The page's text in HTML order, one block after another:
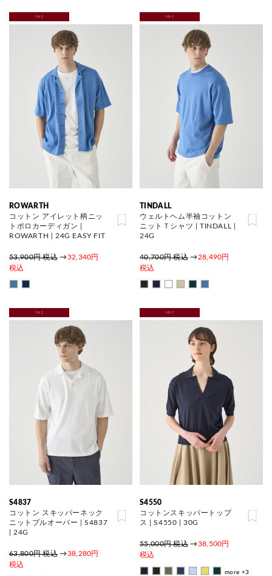
SALE
ROWARTH
コットン アイレット柄ニッ
トポロカーディガン |
ROWARTH | 24G EASY FIT
53,900円 税込 →32,340円
税込
SALE
TINDALL
ウェルトヘム半袖コットン
ニットＴシャツ | TINDALL |
24G
40,700円 税込 →28,490円
税込
SALE
S4837
コットン スキッパーネック
ニットプルオーバー | S4837
| 24G
63,800円 税込 →38,280円
税込
SALE
S4550
コットンスキッパートップ
ス | S4550 | 30G
55,000円 税込 →38,500円
税込
more +3